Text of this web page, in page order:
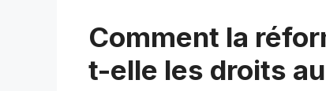
Comment la
t-elle les droits